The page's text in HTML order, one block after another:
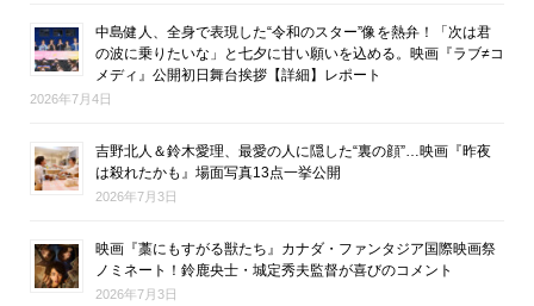
中島健人、全身で表現した“令和のスター”像を熱弁！「次は君
の波に乗りたいな」と七夕に甘い願いを込める。映画『ラブ≠コ
メディ』公開初日舞台挨拶【詳細】レポート
2026年7月4日
吉野北人＆鈴木愛理、最愛の人に隠した“裏の顔”…映画『昨夜
は殺れたかも』場面写真13点一挙公開
2026年7月3日
映画『藁にもすがる獣たち』カナダ・ファンタジア国際映画祭
ノミネート！鈴鹿央士・城定秀夫監督が喜びのコメント
2026年7月3日